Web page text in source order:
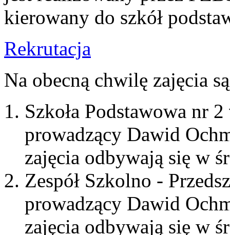
kierowany do szkół
Rekrutacja
Na obecną chwilę zajęcia
Szkoła Podstawowa nr 2
prowadzący Dawid
zajęcia odbywają się w
Zespół Szkolno -
prowadzący Dawid
zajęcia odbywają się w